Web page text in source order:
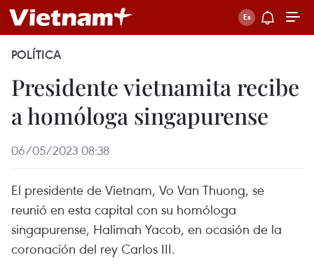
POLÍTICA
Presidente vietnamita recibe
a homóloga singapurense
06/05/2023 08:38
El presidente de Vietnam, Vo Van Thuong, se
reunió en esta capital con su homóloga
singapurense, Halimah Yacob, en ocasión de la
coronación del rey Carlos III.